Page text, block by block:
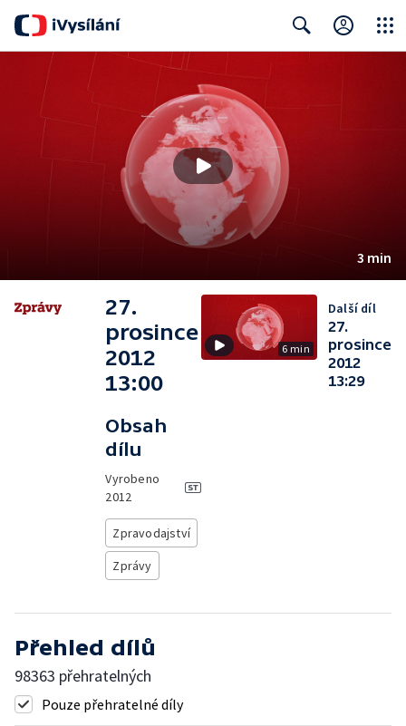
3 min
27.
prosince
2012
13:00
Obsah
dílu
Vyrobeno
2012
Zpravodajství
Zprávy
6 min
Další díl
27.
prosince
2012
13:29
Přehled dílů
98363 přehratelných
Pouze přehratelné díly